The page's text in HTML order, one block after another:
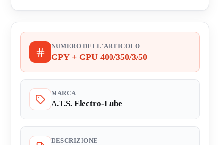
NUMERO DELL'ARTICOLO
GPY + GPU 400/350/3/50
MARCA
A.T.S. Electro-Lube
DESCRIZIONE